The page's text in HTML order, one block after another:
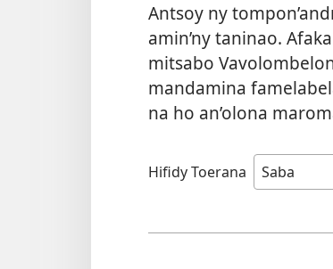
Antsoy ny
amin’ny taninao.
mitsabo
mandamina
na ho an’olona
Hifidy Toerana